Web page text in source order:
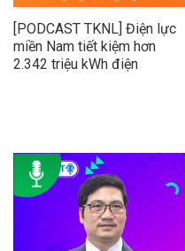
[PODCAST TKNL] Điện lực
miền Nam tiết kiệm hơn
2.342 triệu kWh điện